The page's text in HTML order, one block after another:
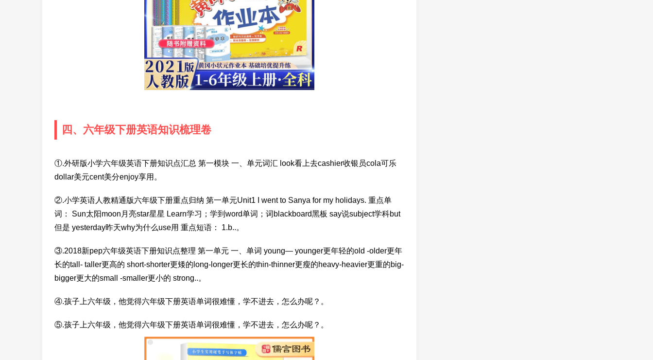
四、六年级下册英语知识梳理卷
①.外研版小学六年级英语下册知识点汇总 第一模块 一、单元词汇 look看上去cashier收银员cola可乐
dollar美元cent美分enjoy享用。
②.小学英语人教精通版六年级下册重点归纳 第一单元Unit1 I went to Sanya for my holidays. 重点单
词： Sun太阳moon月亮star星星 Learn学习；学到word单词；词blackboard黑板 say说subject学科but
但是 yesterday昨天why为什么use用 重点短语： 1.b..。
③.2018新pep六年级英语下册知识点整理 第一单元 一、单词 young— younger更年轻的old -older更年
长的tall- taller更高的 short-shorter更矮的long-longer更长的thin-thinner更瘦的heavy-heavier更重的big-
bigger更大的small -smaller更小的 strong..。
④.孩子上六年级，他觉得六年级下册英语单词很难懂，学不进去，怎么办呢？。
⑤.孩子上六年级，他觉得六年级下册英语单词很难懂，学不进去，怎么办呢？。